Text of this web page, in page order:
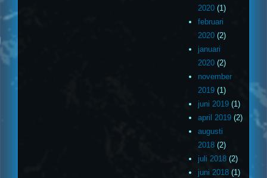
2020(1)
februari
2020(2)
januari
2020(2)
november
2019(1)
juni 2019(1)
april 2019(2)
augusti
2018(2)
juli 2018(2)
juni 2018(1)